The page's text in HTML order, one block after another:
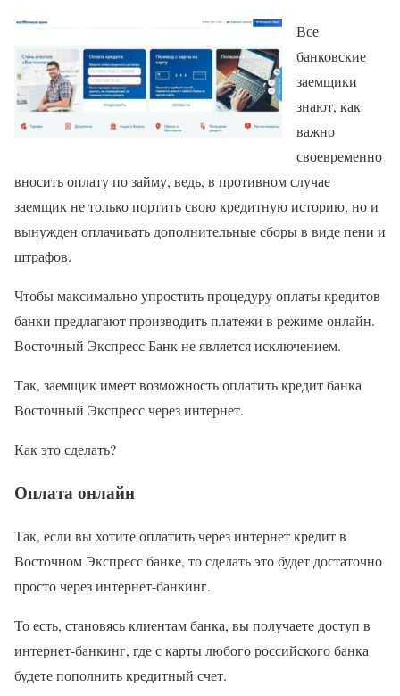
Все
банковские
заемщики
знают, как
важно
своевременно
вносить оплату по займу, ведь, в противном случае
заемщик не только портить свою кредитную историю, но и
вынужден оплачивать дополнительные сборы в виде пени и
штрафов.
Чтобы максимально упростить процедуру оплаты кредитов
банки предлагают производить платежи в режиме онлайн.
Восточный Экспресс Банк не является исключением.
Так, заемщик имеет возможность оплатить кредит банка
Восточный Экспресс через интернет.
Как это сделать?
Оплата онлайн
Так, если вы хотите оплатить через интернет кредит в
Восточном Экспресс банке, то сделать это будет достаточно
просто через интернет-банкинг.
То есть, становясь клиентам банка, вы получаете доступ в
интернет-банкинг, где с карты любого российского банка
будете пополнить кредитный счет.